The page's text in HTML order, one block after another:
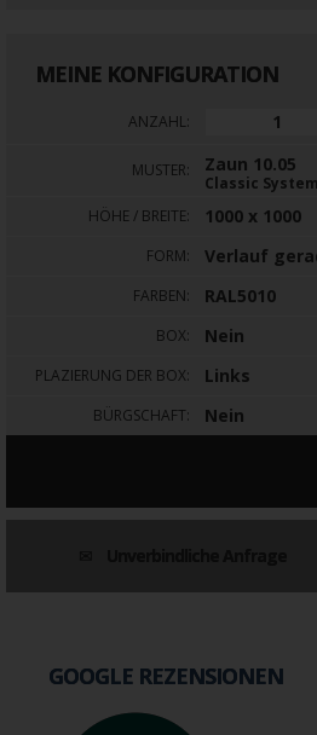
MEINE KONFIGURATION
ANZAHL:
MUSTER: Zaun 10.05
Classic System
HÖHE / BREITE: 1000 x 1000
FORM: Verlauf
FARBEN: RAL5010
BOX: Nein
PLAZIERUNG DER BOX: Links
BÜRGSCHAFT: Nein
GOOGLE REZENSIONEN